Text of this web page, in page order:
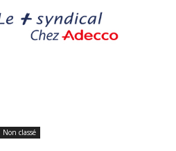
Non classé